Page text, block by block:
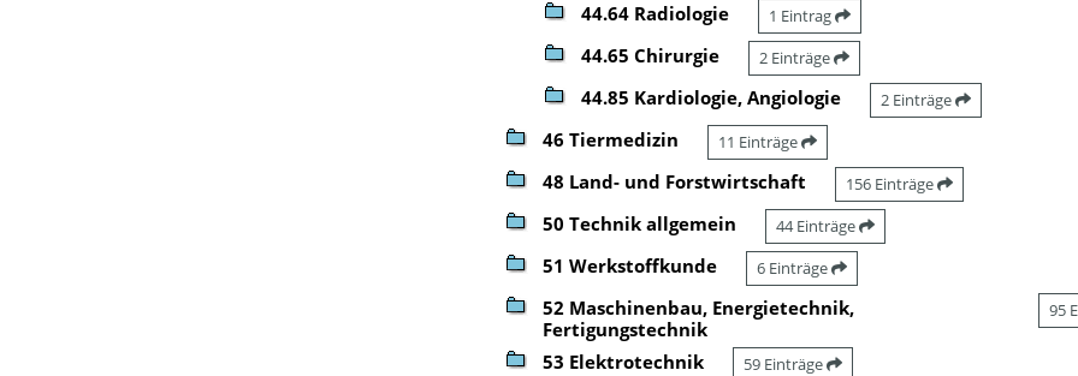
44.64 Radiologie 1 Eintrag
44.65 Chirurgie 2 Einträge
44.85 Kardiologie, Angiologie 2 Einträge
46 Tiermedizin 11 Einträge
48 Land- und Forstwirtschaft 156 Einträge
50 Technik allgemein 44 Einträge
51 Werkstoffkunde 6 Einträge
52 Maschinenbau, Energietechnik,
Fertigungstechnik
95
53 Elektrotechnik 59 Einträge